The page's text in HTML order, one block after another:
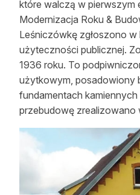
O nas
100 lat „Lasu
Prenumerata
Reklama
Zostań autorem
Kontakt
które walczą w pierwszym
Modernizacja Roku &
Leśniczówkę zgłoszono
użyteczności publicznej.
1936 roku. To
użytkowym, posadowiony
fundamentach
przebudowę zrealizowano